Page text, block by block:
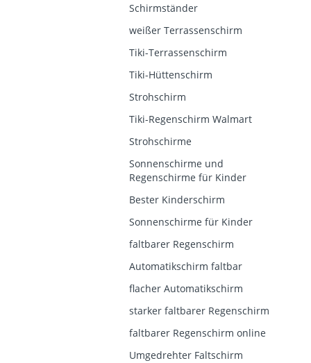
Schirmständer
weißer Terrassenschirm
Tiki-Terrassenschirm
Tiki-Hüttenschirm
Strohschirm
Tiki-Regenschirm Walmart
Strohschirme
Sonnenschirme und
Regenschirme für Kinder
Bester Kinderschirm
Sonnenschirme für Kinder
faltbarer Regenschirm
Automatikschirm faltbar
flacher Automatikschirm
starker faltbarer Regenschirm
faltbarer Regenschirm online
Umgedrehter Faltschirm